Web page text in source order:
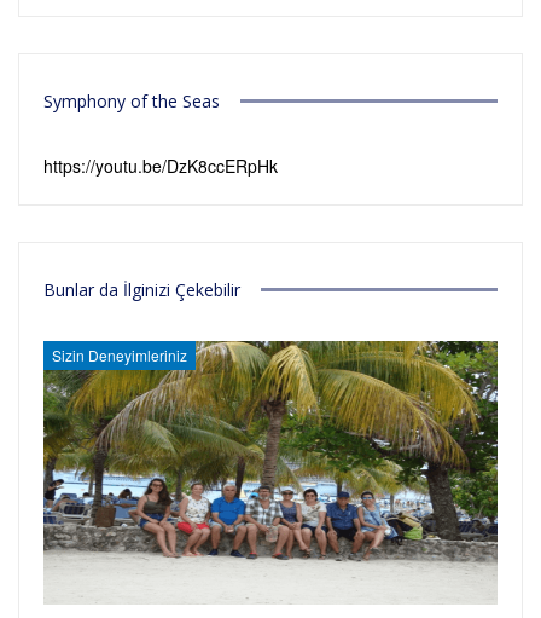
Symphony of the Seas
https://youtu.be/DzK8ccERpHk
Bunlar da İlginizi Çekebilir
Sizin Deneyimleriniz